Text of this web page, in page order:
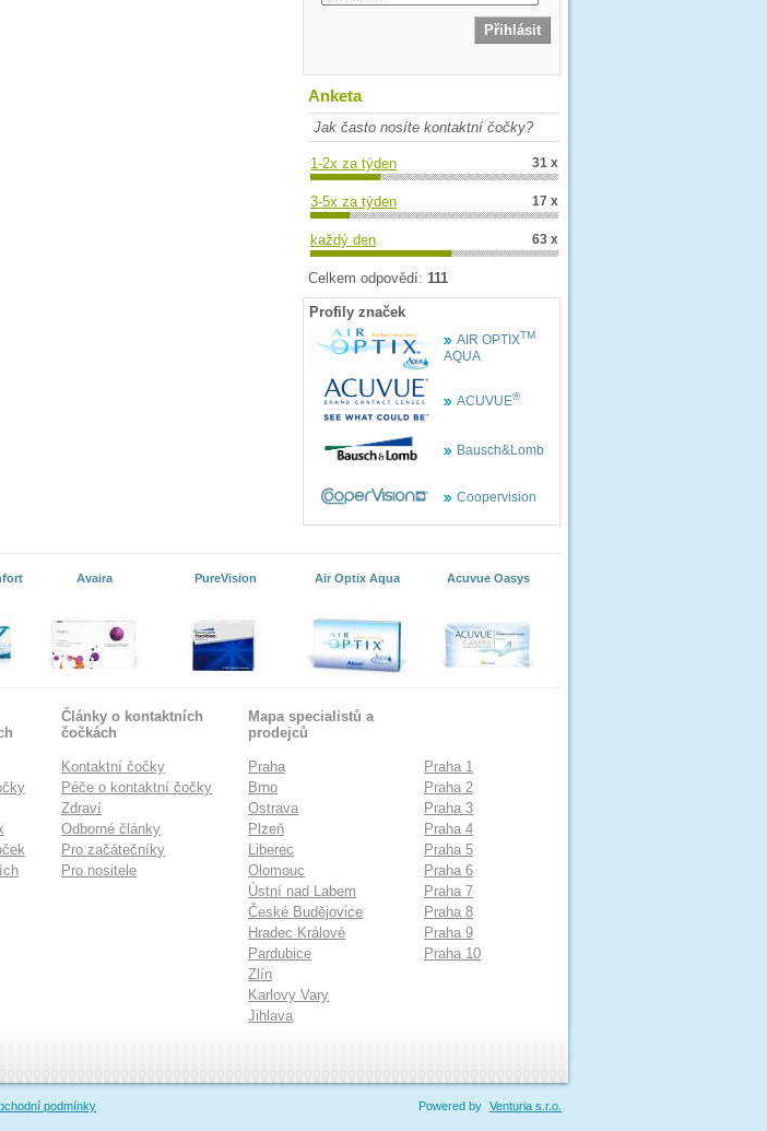
Anketa
Jak často nosíte kontaktní čočky?
1-2x za týden 31 x
3-5x za týden 17 x
každý den 63 x
Celkem odpovědí: 111
Profily značek
AIR OPTIXTM
AQUA
ACUVUE®
Bausch&Lomb
Coopervision
Avaira PureVision Air Optix Aqua Acuvue Oasys
Články o kontaktních
čočkách
Kontaktní čočky
Péče o kontaktní čočky
Zdraví
Odborné články
Pro začátečníky
Pro nositele
Mapa specialistů a
prodejců
Praha
Brno
Ostrava
Plzeň
Liberec
Olomouc
Ústní nad Labem
České Budějovice
Hradec Králové
Pardubice
Zlín
Karlovy Vary
Jihlava
Praha 1
Praha 2
Praha 3
Praha 4
Praha 5
Praha 6
Praha 7
Praha 8
Praha 9
Praha 10
podmínky Powered by Venturia s.r.o.